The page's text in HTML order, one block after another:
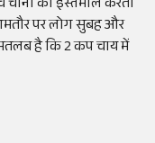
का इस्तेमाल करता
पर लोग सुबह और
है कि 2 कप चाय में